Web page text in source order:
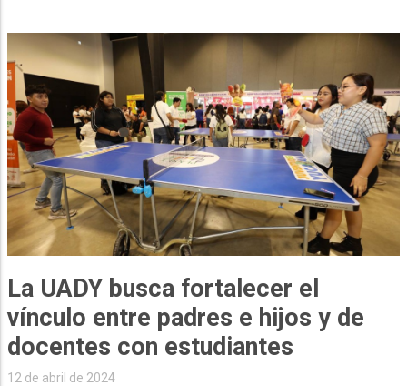
La UADY busca fortalecer el
vínculo entre padres e hijos y de
docentes con estudiantes
12 de abril de 2024